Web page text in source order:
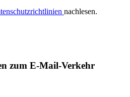
nachlesen.
zum E-Mail-Verkehr